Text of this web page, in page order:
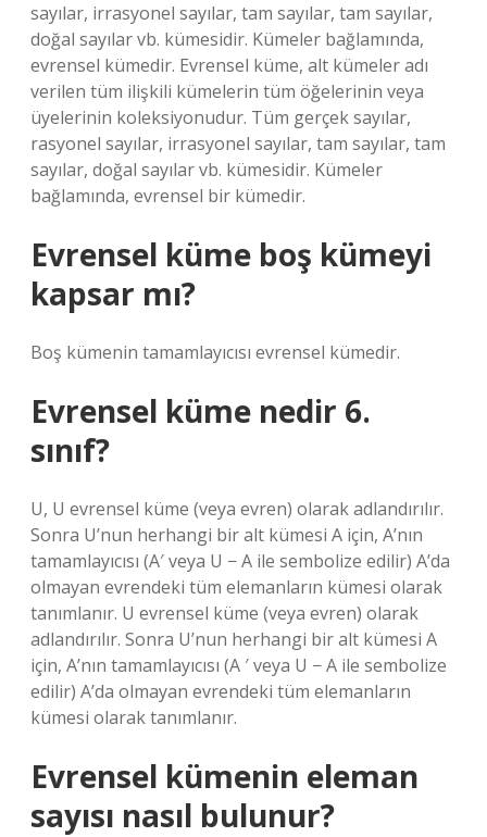
sayılar, irrasyonel sayılar, tam sayılar, tam sayılar,
doğal sayılar vb. kümesidir. Kümeler bağlamında,
evrensel kümedir. Evrensel küme, alt kümeler adı
verilen tüm ilişkili kümelerin tüm öğelerinin veya
üyelerinin koleksiyonudur. Tüm gerçek sayılar,
rasyonel sayılar, irrasyonel sayılar, tam sayılar, tam
sayılar, doğal sayılar vb. kümesidir. Kümeler
bağlamında, evrensel bir kümedir.
Evrensel küme boş kümeyi
kapsar mı?
Boş kümenin tamamlayıcısı evrensel kümedir.
Evrensel küme nedir 6.
sınıf?
U, U evrensel küme (veya evren) olarak adlandırılır.
Sonra U’nun herhangi bir alt kümesi A için, A’nın
tamamlayıcısı (A′ veya U − A ile sembolize edilir) A’da
olmayan evrendeki tüm elemanların kümesi olarak
tanımlanır. U evrensel küme (veya evren) olarak
adlandırılır. Sonra U’nun herhangi bir alt kümesi A
için, A’nın tamamlayıcısı (A ′ veya U − A ile sembolize
edilir) A’da olmayan evrendeki tüm elemanların
kümesi olarak tanımlanır.
Evrensel kümenin eleman
sayısı nasıl bulunur?